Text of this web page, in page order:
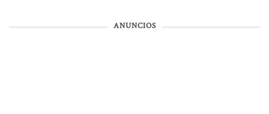
ANUNCIOS